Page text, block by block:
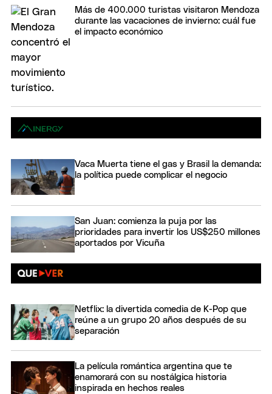
Más de 400.000 turistas visitaron Mendoza
durante las vacaciones de invierno: cuál fue
el impacto económico
Vaca Muerta tiene el gas y Brasil la demanda:
la política puede complicar el negocio
San Juan: comienza la puja por las
prioridades para invertir los US$250 millones
aportados por Vicuña
Netflix: la divertida comedia de K-Pop que
reúne a un grupo 20 años después de su
separación
La película romántica argentina que te
enamorará con su nostálgica historia
inspirada en hechos reales